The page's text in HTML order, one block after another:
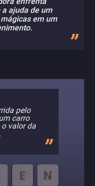
ajuda de um
em um
pelo
carro
valor da